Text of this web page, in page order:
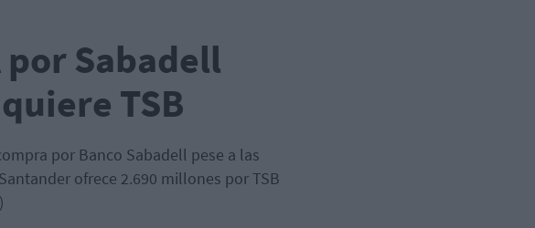
por Sabadell
TSB
por Banco Sabadell pese a las
ofrece 2.690 millones por TSB